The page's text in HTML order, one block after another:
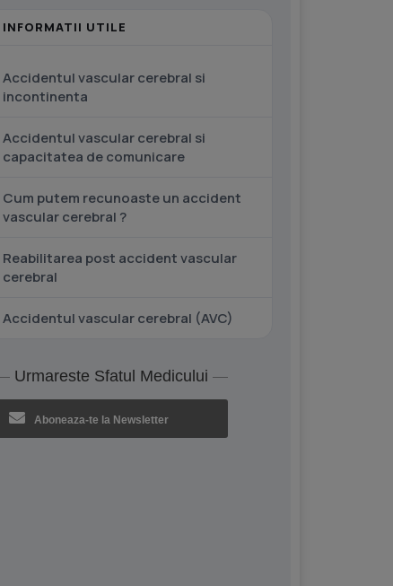
INFORMATII UTILE
Accidentul vascular cerebral si
incontinenta
Accidentul vascular cerebral si
capacitatea de comunicare
Cum putem recunoaste un accident
vascular cerebral ?
Reabilitarea post accident vascular
cerebral
Accidentul vascular cerebral (AVC)
Urmareste Sfatul Medicului
Aboneaza-te la Newsletter